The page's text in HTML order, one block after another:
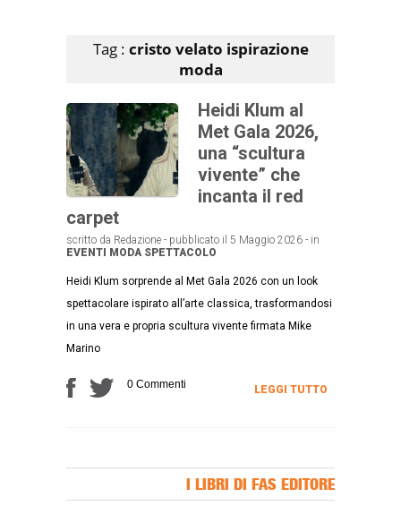
Tag : cristo velato ispirazione
moda
Heidi Klum al
Met Gala 2026,
una “scultura
vivente” che
incanta il red
carpet
scritto da Redazione - pubblicato il 5 Maggio 2026 - in
EVENTI MODA SPETTACOLO
Heidi Klum sorprende al Met Gala 2026 con un look
spettacolare ispirato all’arte classica, trasformandosi
in una vera e propria scultura vivente firmata Mike
Marino
0 Commenti LEGGI TUTTO
I LIBRI DI FAS EDITORE